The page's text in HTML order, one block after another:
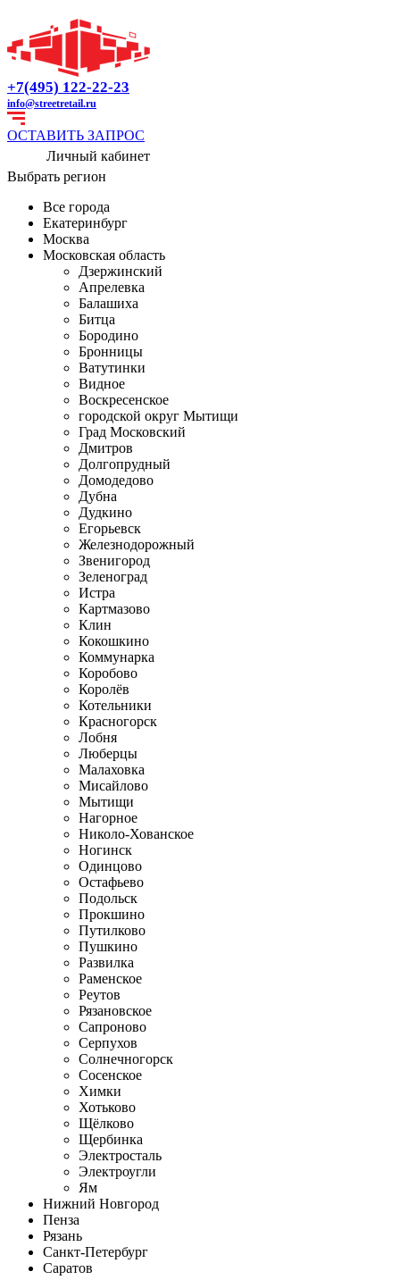
+7(495) 122-22-23
info@streetretail.ru
ОСТАВИТЬ ЗАПРОС
Личный кабинет
Выбрать регион
Все города
Екатеринбург
Москва
Московская область
Дзержинский
Апрелевка
Балашиха
Битца
Бородино
Бронницы
Ватутинки
Видное
Воскресенское
городской округ Мытищи
Град Московский
Дмитров
Долгопрудный
Домодедово
Дубна
Дудкино
Егорьевск
Железнодорожный
Звенигород
Зеленоград
Истра
Картмазово
Клин
Кокошкино
Коммунарка
Коробово
Королёв
Котельники
Красногорск
Лобня
Люберцы
Малаховка
Мисайлово
Мытищи
Нагорное
Николо-Хованское
Ногинск
Одинцово
Остафьево
Подольск
Прокшино
Путилково
Пушкино
Развилка
Раменское
Реутов
Рязановское
Сапроново
Серпухов
Солнечногорск
Сосенское
Химки
Хотьково
Щёлково
Щербинка
Электросталь
Электроугли
Ям
Нижний Новгород
Пенза
Рязань
Санкт-Петербург
Саратов